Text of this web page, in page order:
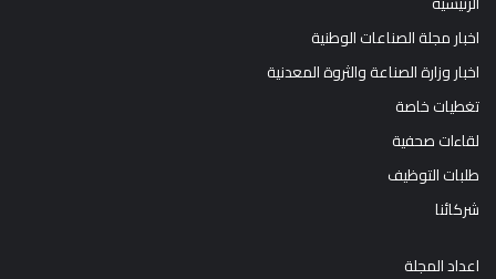
الرئيسية
اخبار مجلة الصناعات الوطنية
اخبار وزارة الصناعة والثروة المعدنية
تغطيات خاصة
لقاءات صحفية
طلبات التوظيف